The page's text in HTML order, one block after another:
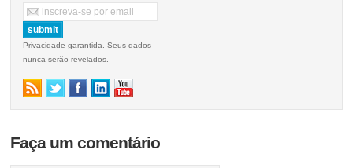
Privacidade garantida. Seus dados
nunca serão revelados.
Faça um comentário